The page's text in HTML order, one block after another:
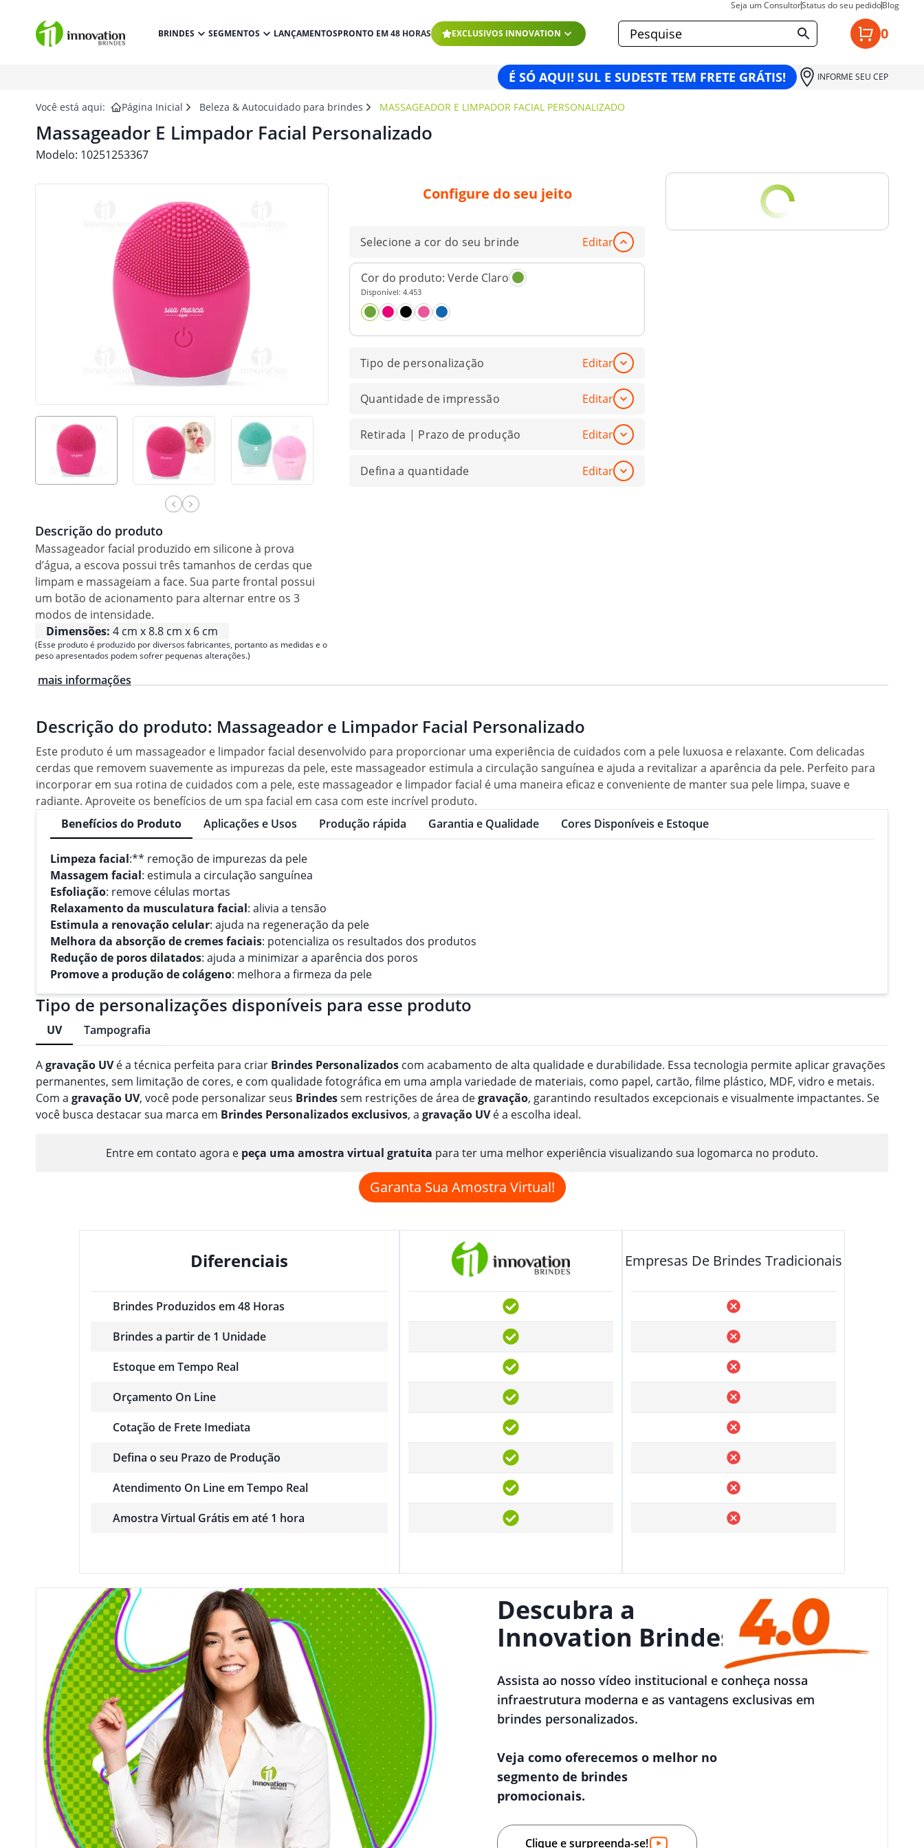
Seja um ConsultorStatus do seu pedidoBlog
BRINDES SEGMENTOS LANÇAMENTOSPRONTO EM 48 HORAS EXCLUSIVOS INNOVATION 0
É SÓ AQUI! SUL E SUDESTE TEM FRETE GRÁTIS! INFORME SEU CEP
Você está aqui: Página Inicial Beleza & Autocuidado para brindes MASSAGEADOR E LIMPADOR FACIAL PERSONALIZADO
Massageador E Limpador Facial Personalizado
Modelo: 10251253367
Descrição do produto
Massageador facial produzido em silicone à prova
d’água, a escova possui três tamanhos de cerdas que
limpam e massageiam a face. Sua parte frontal possui
um botão de acionamento para alternar entre os 3
modos de intensidade.
Dimensões: 4 cm x 8.8 cm x 6 cm
(Esse produto é produzido por diversos fabricantes, portanto as medidas e o
peso apresentados podem sofrer pequenas alterações.)
Configure do seu jeito
Selecione a cor do seu brinde Editar
Cor do produto: Verde Claro
Disponível: 4.453
Tipo de personalização Editar
Quantidade de impressão Editar
Retirada | Prazo de produção Editar
Defina a quantidade Editar
mais informações
Descrição do produto: Massageador e Limpador Facial Personalizado
Este produto é um massageador e limpador facial desenvolvido para proporcionar uma experiência de cuidados com a pele luxuosa e relaxante. Com delicadas
cerdas que removem suavemente as impurezas da pele, este massageador estimula a circulação sanguínea e ajuda a revitalizar a aparência da pele. Perfeito para
incorporar em sua rotina de cuidados com a pele, este massageador e limpador facial é uma maneira eficaz e conveniente de manter sua pele limpa, suave e
radiante. Aproveite os benefícios de um spa facial em casa com este incrível produto.
Benefícios do Produto
Aplicações e Usos Produção rápida Garantia e Qualidade Cores Disponíveis e Estoque
Limpeza facial:** remoção de impurezas da pele
Massagem facial: estimula a circulação sanguínea
Esfoliação: remove células mortas
Relaxamento da musculatura facial: alivia a tensão
Estimula a renovação celular: ajuda na regeneração da pele
Melhora da absorção de cremes faciais: potencializa os resultados dos produtos
Redução de poros dilatados: ajuda a minimizar a aparência dos poros
Promove a produção de colágeno: melhora a firmeza da pele
Tipo de personalizações disponíveis para esse produto
UV Tampografia
Agravação UVé a técnica perfeita para criar Brindes Personalizados com acabamento de alta qualidade e durabilidade. Essa tecnologia permite aplicar gravações
permanentes, sem limitação de cores, e com qualidade fotográfica em uma ampla variedade de materiais, como papel, cartão, filme plástico, MDF, vidro e metais.
Com a gravação UV, você pode personalizar seus Brindessem restrições de área degravação, garantindo resultados excepcionais e visualmente impactantes. Se
você busca destacar sua marca em Brindes Personalizadosexclusivos, a gravação UVé a escolha ideal.
Entre em contato agora e peça uma amostra virtual gratuita para ter uma melhor experiência visualizando sua logomarca no produto.
Garanta Sua Amostra Virtual!
Diferenciais
Brindes Produzidos em 48 Horas
Brindes a partir de 1 Unidade
Estoque em Tempo Real
Orçamento On Line
Cotação de Frete Imediata
Defina o seu Prazo de Produção
Atendimento On Line em Tempo Real
Amostra Virtual Grátis em até 1 hora
Empresas De Brindes Tradicionais
Descubra a
Innovation Brindes
Assista ao nosso vídeo institucional e conheça nossa
infraestrutura moderna e as vantagens exclusivas em
brindes personalizados.
Veja como oferecemos o melhor no
segmento de brindes
promocionais.
Clique e surpreenda-se!